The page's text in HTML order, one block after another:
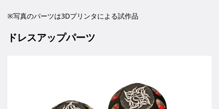
※写真のパーツは3Dプリンタによる試作品
ドレスアップパーツ